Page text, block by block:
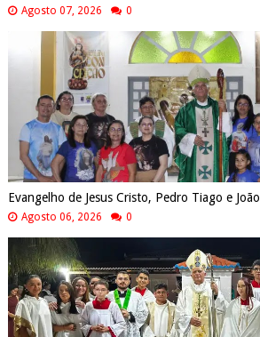
Agosto 07, 2026 0
Evangelho de Jesus Cristo, Pedro Tiago e João
Agosto 06, 2026 0